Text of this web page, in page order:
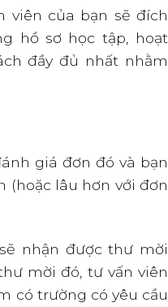
viên của bạn sẽ đích
hồ sơ học tập, hoạt
đầy đủ nhất nhằm
giá đơn đó và bạn
(hoặc lâu hơn với đơn
nhận được thư mời
mời đó, tư vấn viên
có trường có yêu cầu